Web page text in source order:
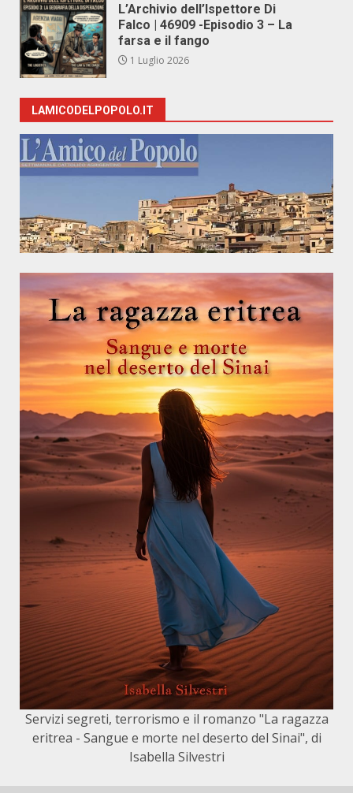
L’Archivio dell’Ispettore Di
Falco | 46909 -Episodio 3 – La
farsa e il fango
1 Luglio 2026
LAMICODELPOPOLO.IT
Servizi segreti, terrorismo e il romanzo "La ragazza
eritrea - Sangue e morte nel deserto del Sinai", di
Isabella Silvestri